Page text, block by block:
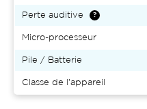
Perte auditive
Micro-processeur
Pile / Batterie
Classe de l'appareil